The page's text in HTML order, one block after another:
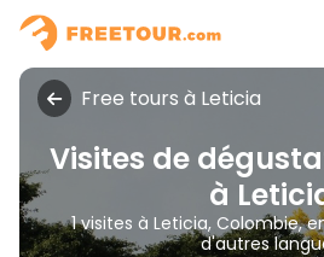
Free tours à Leticia
Visites de
à
1 visites à Leticia, Colombie,
d'autres